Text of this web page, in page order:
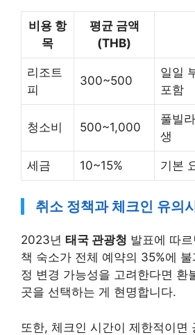
비용 항
목
평균 금액
(THB)
리조트
피
300~500
일일
포함
청소비 500~1,000
풀빌
생
세금 10~15% 기본
취소 정책과 체크인 유의
2023년 태국 관광청 발표에 따
책 숙소가 전체 예약의 35%에
정 변경 가능성을 고려한다면 환
곳을 선택하는 게 현명합니다.
또한, 체크인 시간이 제한적이면